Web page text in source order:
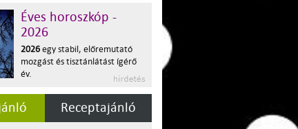
Éves horoszkóp -
2026
2026 egy stabil, előremutató
mozgást és tisztánlátást ígérő
év.
Receptajánló